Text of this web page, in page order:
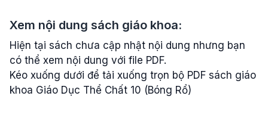
Xem nội dung sách giáo khoa:
Hiện tại sách chưa cập nhật nội dung nhưng bạn
có thể xem nội dung với file PDF.
Kéo xuống dưới để tải xuống trọn bộ PDF sách giáo
khoa Giáo Dục Thể Chất 10 (Bóng Rổ)